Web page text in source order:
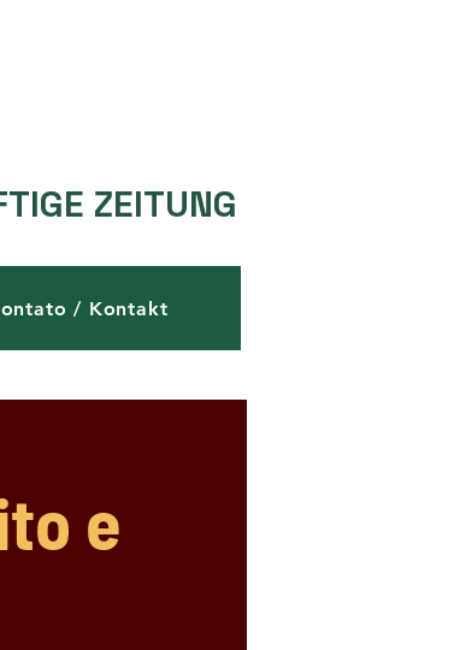
ZEITUNG
/ Kontakt
e